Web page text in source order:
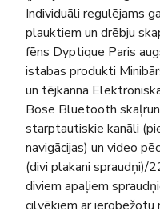
Individuāli regulējams
plauktiem un drēbju
fēns Dyptique Paris
istabas produkti
un tējkanna
Bose Bluetooth
starptautiskie kanāli
navigācijas) un video
(divi plakani spraudņi)/
diviem apaļiem
cilvēkiem ar